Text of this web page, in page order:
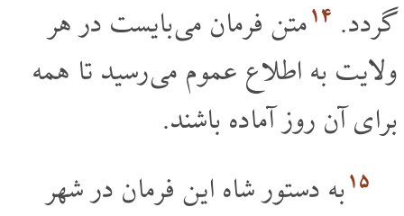
گردد. ۱۴متن فرمان می بایست در هر
ولایت به اطلاع عموم می رسید تا همه
برای آن روز آماده باشند.
۱۵ به دستور شاه این فرمان در شهر